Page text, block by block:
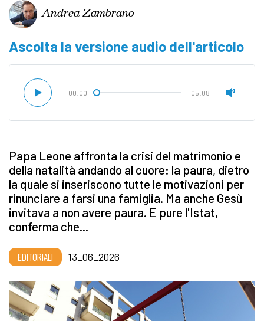
Andrea Zambrano
Ascolta la versione audio dell'articolo
00:00 05:08
Papa Leone affronta la crisi del matrimonio e
della natalità andando al cuore: la paura, dietro
la quale si inseriscono tutte le motivazioni per
rinunciare a farsi una famiglia. Ma anche Gesù
invitava a non avere paura. E pure l'Istat,
conferma che...
EDITORIALI 13_06_2026